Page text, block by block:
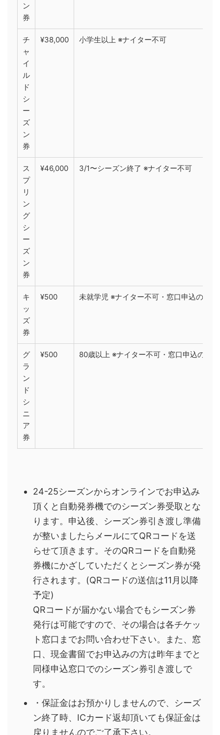
ン
券
チ
ャ
イ
ル
ド
シ
ー
ズ
ン
券
¥38,000 小学生以上 ※ナイター不可
ス
プ
リ
ン
グ
シ
ー
ズ
ン
券
¥46,000 3/1〜シーズン終了 ※ナイター不可
キ
ッ
ズ
券
¥500 未就学児 ※ナイター不可・窓口申込のみ
グ
ラ
ン
ド
シ
ニ
ア
券
¥500 80歳以上 ※ナイター不可・窓口申込のみ
24-25シーズンからオンラインでお申込み
頂くと自動発券機でのシーズン券受取とな
ります。申込後、シーズン券引き渡し準備
が整いましたらメールにてQRコードを送
らせて頂きます。そのQRコードを自動発
券機にかざしていただくとシーズン券が発
行されます。 (QRコードの送信は11月以降
予定)
QRコードが届かない場合でもシーズン券
発行は可能ですので、その場合は各チケッ
ト窓口までお問い合わせ下さい。また、窓
口、現金書留でお申込みの方は昨年までと
同様申込窓口でのシーズン券引き渡しで
す。
・保証金はお預かりしませんので、シーズ
ン終了時、ICカード返却頂いても保証金は
戻りませんのでご了承下さい。